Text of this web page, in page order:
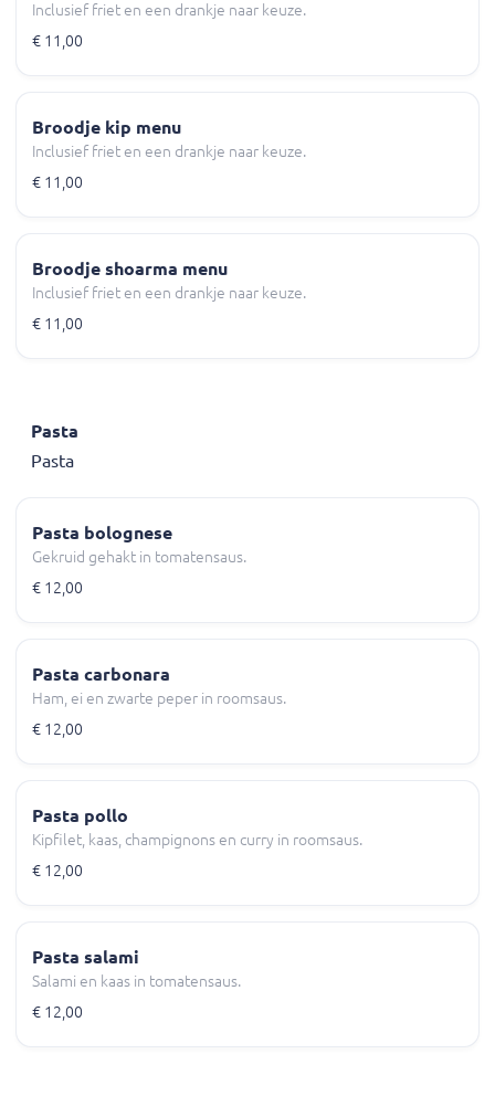
Inclusief friet en een drankje naar keuze.
€ 11,00
Broodje kip menu
Inclusief friet en een drankje naar keuze.
€ 11,00
Broodje shoarma menu
Inclusief friet en een drankje naar keuze.
€ 11,00
Pasta
Pasta
Pasta bolognese
Gekruid gehakt in tomatensaus.
€ 12,00
Pasta carbonara
Ham, ei en zwarte peper in roomsaus.
€ 12,00
Pasta pollo
Kipfilet, kaas, champignons en curry in roomsaus.
€ 12,00
Pasta salami
Salami en kaas in tomatensaus.
€ 12,00